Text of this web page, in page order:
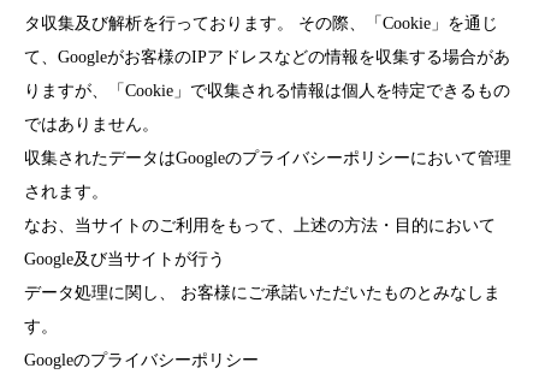
タ収集及び解析を行っております。 その際、「Cookie」を通じ
て、Googleがお客様のIPアドレスなどの情報を収集する場合があ
りますが、「Cookie」で収集される情報は個人を特定できるもの
ではありません。
収集されたデータはGoogleのプライバシーポリシーにおいて管理
されます。
なお、当サイトのご利用をもって、上述の方法・目的において
Google及び当サイトが行う
データ処理に関し、 お客様にご承諾いただいたものとみなしま
す。
Googleのプライバシーポリシー